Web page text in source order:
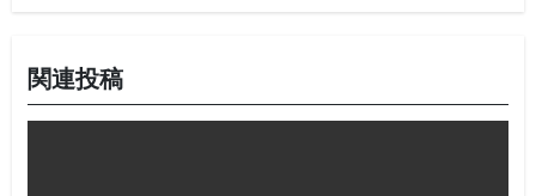
関連投稿